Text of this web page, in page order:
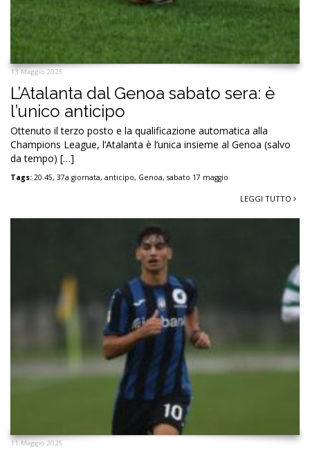
13 Maggio 2025
L’Atalanta dal Genoa sabato sera: è
l’unico anticipo
Ottenuto il terzo posto e la qualificazione automatica alla
Champions League, l’Atalanta è l’unica insieme al Genoa (salvo
da tempo) […]
Tags: 20.45, 37a giornata, anticipo, Genoa, sabato 17 maggio
LEGGI TUTTO
11 Maggio 2025